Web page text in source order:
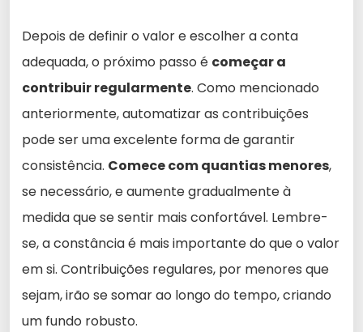
Depois de definir o valor e escolher a conta
adequada, o próximo passo é começar a
contribuir regularmente. Como mencionado
anteriormente, automatizar as contribuições
pode ser uma excelente forma de garantir
consistência. Comece com quantias menores,
se necessário, e aumente gradualmente à
medida que se sentir mais confortável. Lembre-
se, a constância é mais importante do que o valor
em si. Contribuições regulares, por menores que
sejam, irão se somar ao longo do tempo, criando
um fundo robusto.